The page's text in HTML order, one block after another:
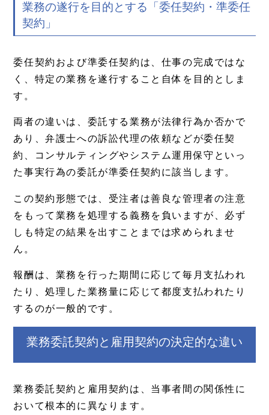
業務の遂行を目的とする「委任契約・準委任
契約」
委任契約および準委任契約は、仕事の完成ではな
く、特定の業務を遂行すること自体を目的としま
す。
両者の違いは、委託する業務が法律行為か否かで
あり、弁護士への訴訟代理の依頼などが委任契
約、コンサルティングやシステム運用保守といっ
た事実行為の委託が準委任契約に該当します。
この契約形態では、受注者は善良な管理者の注意
をもって業務を処理する義務を負いますが、必ず
しも特定の結果を出すことまでは求められませ
ん。
報酬は、業務を行った期間に応じて毎月支払われ
たり、処理した業務量に応じて都度支払われたり
するのが一般的です。
業務委託契約と雇用契約の決定的な違い
業務委託契約と雇用契約は、当事者間の関係性に
おいて根本的に異なります。